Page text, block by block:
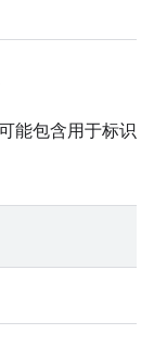
能包含用于标识